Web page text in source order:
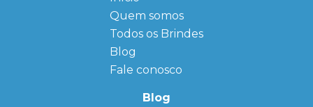
Quem somos
FAQ
Sitemap
Todos os Brindes
Agendas
Personalizadas
Personalizado
personalizados
Blog
Fale conosco
Blog